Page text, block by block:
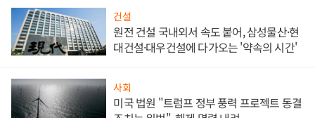
건설
원전 건설 국내외서 속도 붙어, 삼성물산·현
대건설·대우건설에 다가오는 '약속의 시간'
사회
미국 법원 "트럼프 정부 풍력 프로젝트 동결